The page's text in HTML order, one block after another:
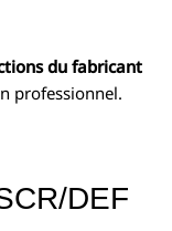
du fabricant
professionnel.
DEF